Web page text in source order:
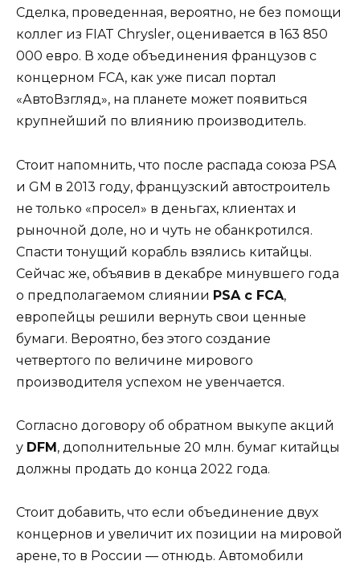
Сделка, проведенная, вероятно, не без помощи
коллег из FIAT Сhrysler, оценивается в 163 850
000 евро. В ходе объединения французов с
концерном FCA, как уже писал портал
«АвтоВзгляд», на планете может появиться
крупнейший по влиянию производитель.
Стоит напомнить, что после распада союза PSA
и GM в 2013 году, французский автостроитель
не только «просел» в деньгах, клиентах и
рыночной доле, но и чуть не обанкротился.
Спасти тонущий корабль взялись китайцы.
Сейчас же, объявив в декабре минувшего года
о предполагаемом слиянии PSA с FCA,
европейцы решили вернуть свои ценные
бумаги. Вероятно, без этого создание
четвертого по величине мирового
производителя успехом не увенчается.
Согласно договору об обратном выкупе акций
у DFM, дополнительные 20 млн. бумаг китайцы
должны продать до конца 2022 года.
Стоит добавить, что если объединение двух
концернов и увеличит их позиции на мировой
арене, то в России — отнюдь. Автомобили